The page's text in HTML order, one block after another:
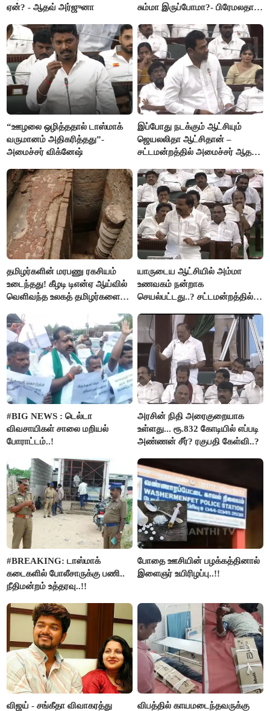
ஏன்? - ஆதவ் அர்ஜுனா
சும்மா இருப்போமா?- பிரேமலதா
“ஊழலை ஒழித்ததால் டாஸ்மாக்
வருமானம் அதிகரித்தது”-
அமைச்சர் விக்னேஷ்
இப்போது நடக்கும் ஆட்சியும்
ஜெயலலிதா ஆட்சிதான் –
சட்டமன்றத்தில் அமைச்சர் ஆதவ்
தமிழர்களின் மரபணு ரகசியம்
உடைந்தது! கீழடி டிஎன்ஏ ஆய்வில்
வெளிவந்த உலகத் தமிழர்களை
யாருடைய ஆட்சியில் அம்மா
உணவகம் நன்றாக
செயல்பட்டது..? சட்டமன்றத்தில்
#BIG NEWS : டெல்டா
விவசாயிகள் சாலை மறியல்
போராட்டம்..!
அரசின் நிதி அரைகுறையாக
உள்ளது... ரூ.832 கோடியில் எப்படி
அண்ணன் சீர்? ரகுபதி கேள்வி..?
#BREAKING: டாஸ்மாக்
கடைகளில் போலீசாருக்கு பணி..
நீதிமன்றம் உத்தரவு..!!
போதை ஊசியின் பழக்கத்தினால்
இளைஞர் உயிரிழப்பு..!!
விஜய் - சங்கீதா விவாகரத்து
விபத்தில் காயமடைந்தவருக்கு